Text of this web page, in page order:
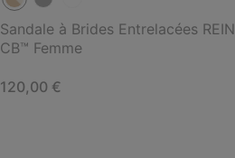
Sandale à Brides Entrelacées REIN
CB™ Femme
Regular price:
120,00 €